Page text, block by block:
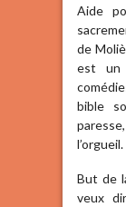
Aide
de
est un
bible
l’orgueil.
But de
veux